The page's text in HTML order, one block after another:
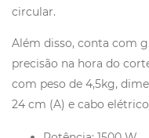
circular.
Além disso, conta com
precisão na hora do
com peso de 4,5kg,
24 cm (A) e cabo